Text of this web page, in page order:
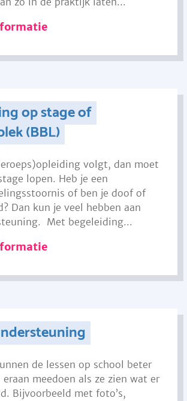
op stage of
(BBL)
volgt, dan moet
lopen. Heb je een
of ben je doof of
Dan kun je veel hebben aan
Met begeleiding...
de lessen op school beter
meedoen als ze zien wat er
Bijvoorbeeld met foto’s,